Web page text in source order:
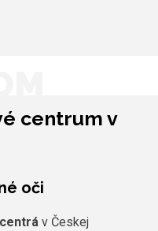
centrum v
oči
v Českej